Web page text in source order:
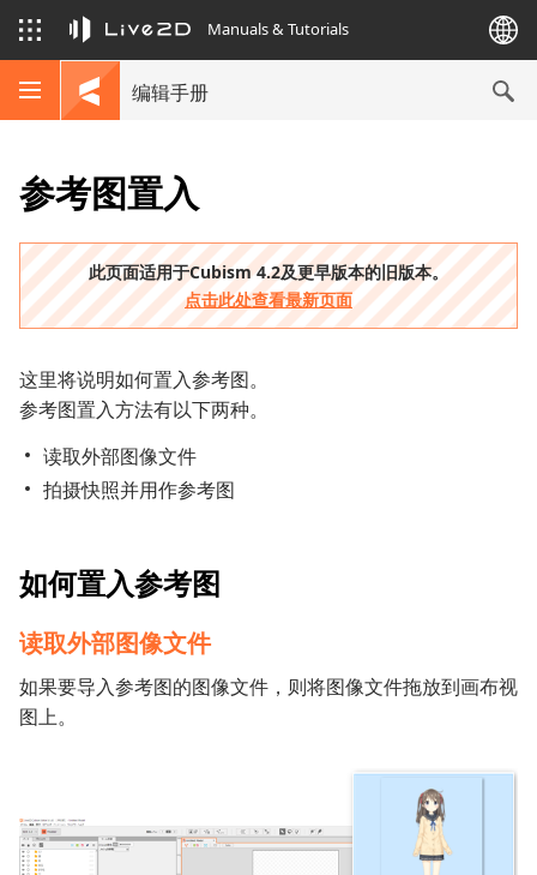
Manuals & Tutorials
编辑手册
参考图置入
此页面适用于Cubism 4.2及更早版本的旧版本。
点击此处查看最新页面
这里将说明如何置入参考图。
参考图置入方法有以下两种。
读取外部图像文件
拍摄快照并用作参考图
如何置入参考图
读取外部图像文件
如果要导入参考图的图像文件，则将图像文件拖放到画布视
图上。